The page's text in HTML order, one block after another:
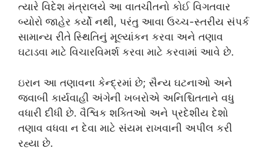
ત્યારે વિદેશ મંત્રાલયે આ વાતચીતનો કોઈ વિગતવાર
બ્યોરો જાહેર કર્યો નથી, પરંતુ આવા ઉચ્ચ-સ્તરીય સંપર્ક
સામાન્ય રીતે સ્થિતિનું મૂલ્યાંકન કરવા અને તણાવ
ઘટાડવા માટે વિચારવિમર્શ કરવા માટે કરવામાં આવે છે.
ઇરાન આ તણાવના કેન્દ્રમાં છે; સૈન્ય ઘટનાઓ અને
જવાબી કાર્યવાહી અંગેની ખબરોએ અનિશ્ચિતતાને વધુ
વધારી દીધી છે. વૈશ્વિક શક્તિઓ અને પ્રદેશીય દેશો
તણાવ વધવા ન દેવા માટે સંયમ રાખવાની અપીલ કરી
રહ્યા છે.